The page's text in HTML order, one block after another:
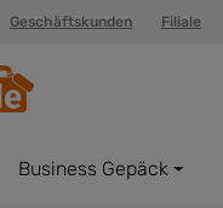
springen
Geschäftskunden Filiale
Business Gepäck